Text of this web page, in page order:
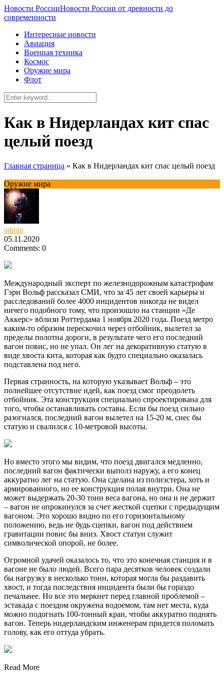
Новости РоссииНовости России от древности до
современности
Интересные новости
Авиация
Военная техника
Космос
Оружие мира
Флот
Как в Нидерландах кит спас
целый поезд
Главная страница » Как в Нидерландах кит спас целый поезд
Оружие мира
admin
05.11.2020
Comments: 0
Международный эксперт по железнодорожным катастрофам
Гэри Вольф рассказал СМИ, что за 45 лет своей карьеры и
расследований более 4000 инцидентов никогда не видел
ничего подобного тому, что произошло на станции «Де
Аккерс» вблизи Роттердама 1 ноября 2020 года. Поезд метро
каким-то образом перескочил через отбойник, вылетел за
пределы полотна дороги, в результате чего его последний
вагон повис, но не упал. Он лег на декоративную статую в
виде хвоста кита, которая как будто специально оказалась
подставлена под него.
Первая странность, на которую указывает Вольф – это
полнейшее отсутствие идей, как поезд смог преодолеть
отбойник. Эта конструкция специально спроектирована для
того, чтобы останавливать составы. Если бы поезд сильно
разогнался, последний вагон вылетел на 15-20 м, снес бы
статую и свалился с 10-метровой высоты.
Но вместо этого мы видим, что поезд двигался медленно,
последний вагон фактически выполз наружу, а его конец
аккуратно лег на статую. Она сделана из полиэстера, хоть и
армированного, но ее конструкция полая внутри. Она не
может выдержать 20-30 тонн веса вагона, но она и не держит
– вагон не опрокинулся за счет жесткой сцепки с предыдущим
вагоном. Это хорошо видно по его горизонтальному
положению, ведь не будь сцепки, вагон под действием
гравитации повис бы вниз. Хвост статуи служит
символической опорой, не более.
Огромной удачей оказалось то, что это конечная станция и в
вагоне не было людей. Всего пара десятков человек создали
бы нагрузку в несколько тонн, которая могла бы раздавить
хвост, и тогда последствия инцидента были бы гораздо
печальнее. Но все это меркнет перед главной проблемой –
эстакада с поездом окружена водоемом, там нет места, куда
можно подогнать 100-тонный кран, чтобы аккуратно поднять
вагон. Теперь нидерландским инженерам придется поломать
голову, как его оттуда убрать.
Read More